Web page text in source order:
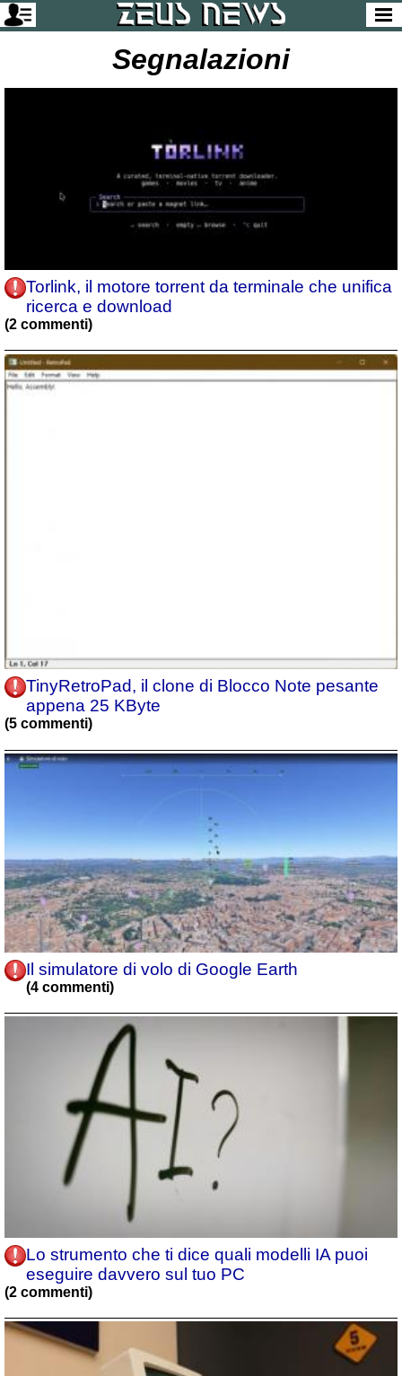
Segnalazioni
Torlink, il motore torrent da terminale che unifica
ricerca e download
(2 commenti)
TinyRetroPad, il clone di Blocco Note pesante
appena 25 KByte
(5 commenti)
Il simulatore di volo di Google Earth
(4 commenti)
Lo strumento che ti dice quali modelli IA puoi
eseguire davvero sul tuo PC
(2 commenti)